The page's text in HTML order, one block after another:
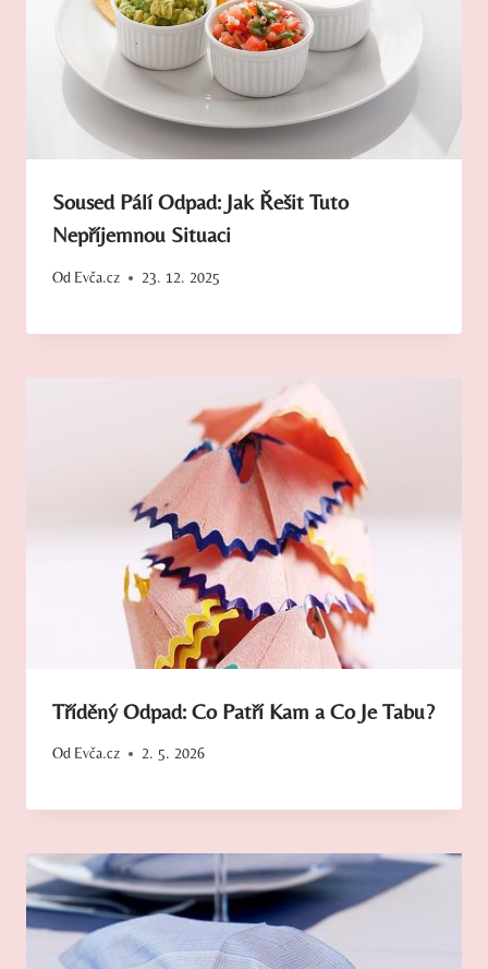
Soused Pálí Odpad: Jak Řešit Tuto
Nepříjemnou Situaci
Od Evča.cz 23. 12. 2025
Tříděný Odpad: Co Patří Kam a Co Je Tabu?
Od Evča.cz 2. 5. 2026